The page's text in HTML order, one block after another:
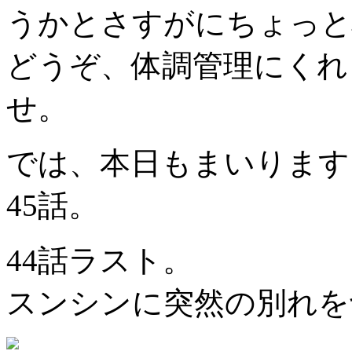
うかとさすがにちょっ
どうぞ、体調管理にく
せ。
では、本日もまいりま
45話。
44話ラスト。
スンシンに突然の別れ